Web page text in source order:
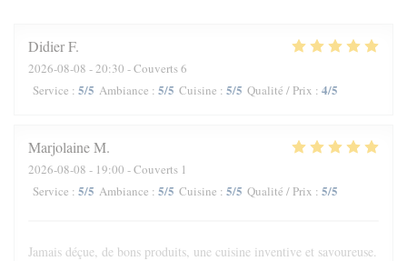
DidierF
2026-08-08 - 20:30 - Couverts 6
Service : 5/5 Ambiance : 5/5 Cuisine : 5/5 Qualité / Prix : 4/5
MarjolaineM
2026-08-08 - 19:00 - Couverts 1
Service : 5/5 Ambiance : 5/5 Cuisine : 5/5 Qualité / Prix : 5/5
Jamais déçue, de bons produits, une cuisine inventive et savoureuse.